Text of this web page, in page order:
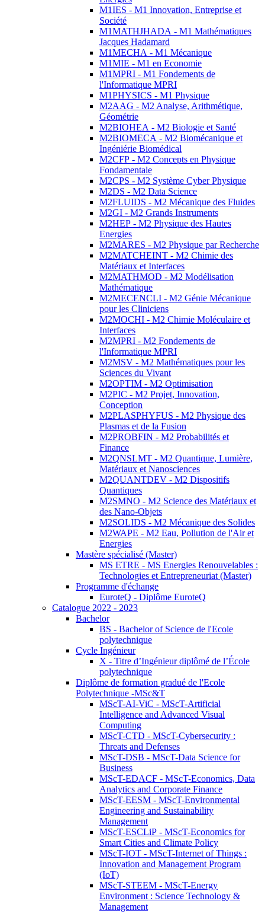
M1IES - M1 Innovation, Entreprise et
Société
M1MATHJHADA - M1 Mathématiques
Jacques Hadamard
M1MECHA - M1 Mécanique
M1MIE - M1 en Economie
M1MPRI - M1 Fondements de
l'Informatique MPRI
M1PHYSICS - M1 Physique
M2AAG - M2 Analyse, Arithmétique,
Géométrie
M2BIOHEA - M2 Biologie et Santé
M2BIOMECA - M2 Biomécanique et
Ingéniérie Biomédical
M2CFP - M2 Concepts en Physique
Fondamentale
M2CPS - M2 Système Cyber Physique
M2DS - M2 Data Science
M2FLUIDS - M2 Mécanique des Fluides
M2GI - M2 Grands Instruments
M2HEP - M2 Physique des Hautes
Energies
M2MARES - M2 Physique par Recherche
M2MATCHEINT - M2 Chimie des
Matériaux et Interfaces
M2MATHMOD - M2 Modélisation
Mathématique
M2MECENCLI - M2 Génie Mécanique
pour les Cliniciens
M2MOCHI - M2 Chimie Moléculaire et
Interfaces
M2MPRI - M2 Fondements de
l'Informatique MPRI
M2MSV - M2 Mathématiques pour les
Sciences du Vivant
M2OPTIM - M2 Optimisation
M2PIC - M2 Projet, Innovation,
Conception
M2PLASPHYFUS - M2 Physique des
Plasmas et de la Fusion
M2PROBFIN - M2 Probabilités et
Finance
M2QNSLMT - M2 Quantique, Lumière,
Matériaux et Nanosciences
M2QUANTDEV - M2 Dispositifs
Quantiques
M2SMNO - M2 Science des Matériaux et
des Nano-Objets
M2SOLIDS - M2 Mécanique des Solides
M2WAPE - M2 Eau, Pollution de l'Air et
Energies
Mastère spécialisé (Master)
MS ETRE - MS Energies Renouvelables :
Technologies et Entrepreneuriat (Master)
Programme d'échange
EuroteQ - Diplôme EuroteQ
Catalogue 2022 - 2023
Bachelor
BS - Bachelor of Science de l'Ecole
polytechnique
Cycle Ingénieur
X - Titre d’Ingénieur diplômé de l’École
polytechnique
Diplôme de formation gradué de l'Ecole
Polytechnique -MSc&T
MScT-AI-ViC - MScT-Artificial
Intelligence and Advanced Visual
Computing
MScT-CTD - MScT-Cybersecurity :
Threats and Defenses
MScT-DSB - MScT-Data Science for
Business
MScT-EDACF - MScT-Economics, Data
Analytics and Corporate Finance
MScT-EESM - MScT-Environmental
Engineering and Sustainability
Management
MScT-ESCLiP - MScT-Economics for
Smart Cities and Climate Policy
MScT-IOT - MScT-Internet of Things :
Innovation and Management Program
(IoT)
MScT-STEEM - MScT-Energy
Environment : Science Technology &
Management